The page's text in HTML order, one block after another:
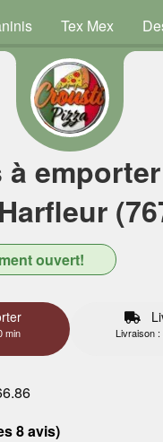
Tex Mex
à emporter
ouvert!
min Livraison :
8 avis)